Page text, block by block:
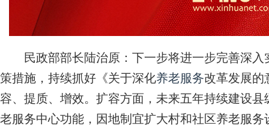
民政部部长陆治原：下一步将进一步完善深入
策措施，持续抓好《关于深化养老服务改革发展的
容、提质、增效。扩容方面，未来五年持续建设县
老服务中心功能，因地制宜扩大村和社区养老服